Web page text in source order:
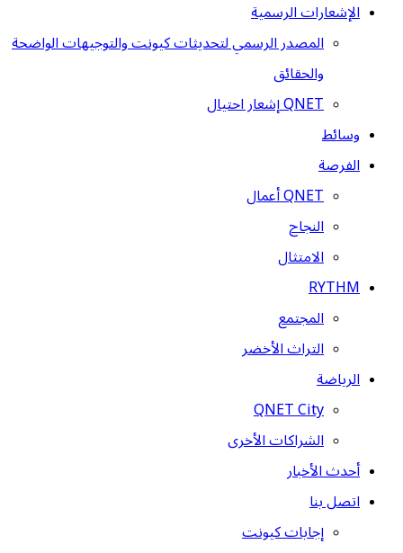
الإشعارات الرسمية
المصدر الرسمي لتحديثات كيونت والتوجيهات الواضحة
والحقائق
QNET إشعار احتيال
وسائط
الفرصة
QNET أعمال
النجاح
الامتثال
RYTHM
المجتمع
التراث الأخضر
الرياضة
QNET City
الشراكات الأخرى
أحدث الأخبار
اتصل بنا
إجابات كيونت